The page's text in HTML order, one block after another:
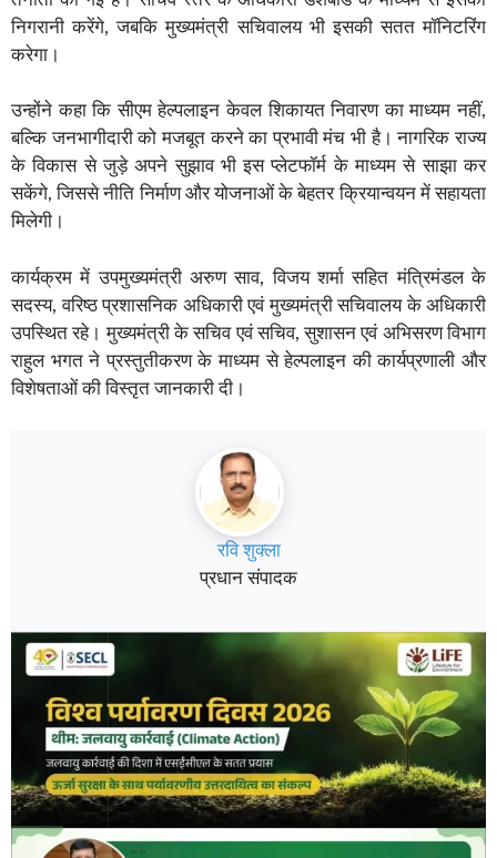
निगरानी करेंगे, जबकि मुख्यमंत्री सचिवालय भी इसकी सतत मॉनिटरिंग
करेगा।
उन्होंने कहा कि सीएम हेल्पलाइन केवल शिकायत निवारण का माध्यम नहीं,
बल्कि जनभागीदारी को मजबूत करने का प्रभावी मंच भी है। नागरिक राज्य
के विकास से जुड़े अपने सुझाव भी इस प्लेटफॉर्म के माध्यम से साझा कर
सकेंगे, जिससे नीति निर्माण और योजनाओं के बेहतर क्रियान्वयन में सहायता
मिलेगी।
कार्यक्रम में उपमुख्यमंत्री अरुण साव, विजय शर्मा सहित मंत्रिमंडल के
सदस्य, वरिष्ठ प्रशासनिक अधिकारी एवं मुख्यमंत्री सचिवालय के अधिकारी
उपस्थित रहे। मुख्यमंत्री के सचिव एवं सचिव, सुशासन एवं अभिसरण विभाग
राहुल भगत ने प्रस्तुतीकरण के माध्यम से हेल्पलाइन की कार्यप्रणाली और
विशेषताओं की विस्तृत जानकारी दी।
रवि शुक्ला
प्रधान संपादक